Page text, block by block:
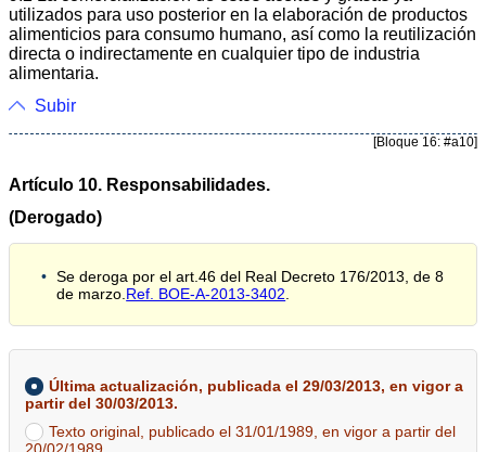
utilizados para uso posterior en la elaboración de productos
alimenticios para consumo humano, así como la reutilización
directa o indirectamente en cualquier tipo de industria
alimentaria.
Subir
[Bloque 16: #a10]
Artículo 10. Responsabilidades.
(Derogado)
Se deroga por el art.46 del Real Decreto 176/2013, de 8
de marzo. Ref. BOE-A-2013-3402
Última actualización, publicada el 29/03/2013, en vigor a
partir del 30/03/2013.
Texto original, publicado el 31/01/1989, en vigor a partir del